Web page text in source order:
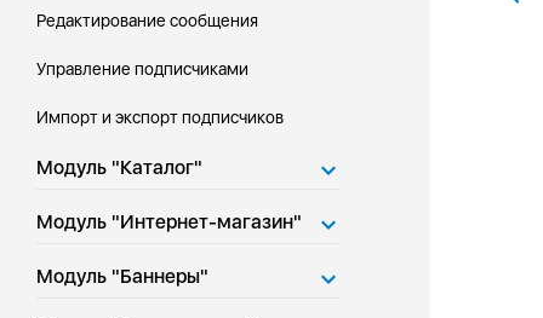
Редактирование сообщения
Управление подписчиками
Импорт и экспорт подписчиков
Модуль "Каталог"
Модуль "Интернет-магазин"
Модуль "Баннеры"